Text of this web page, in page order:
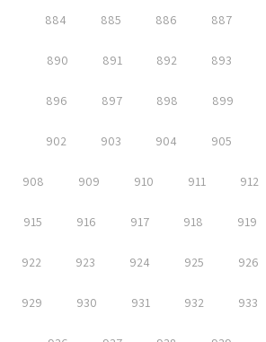
884 885 886 887
890 891 892 893
896 897 898 899
902 903 904 905
908 909 910 911 912
915 916 917 918 919
922 923 924 925 926
929 930 931 932 933